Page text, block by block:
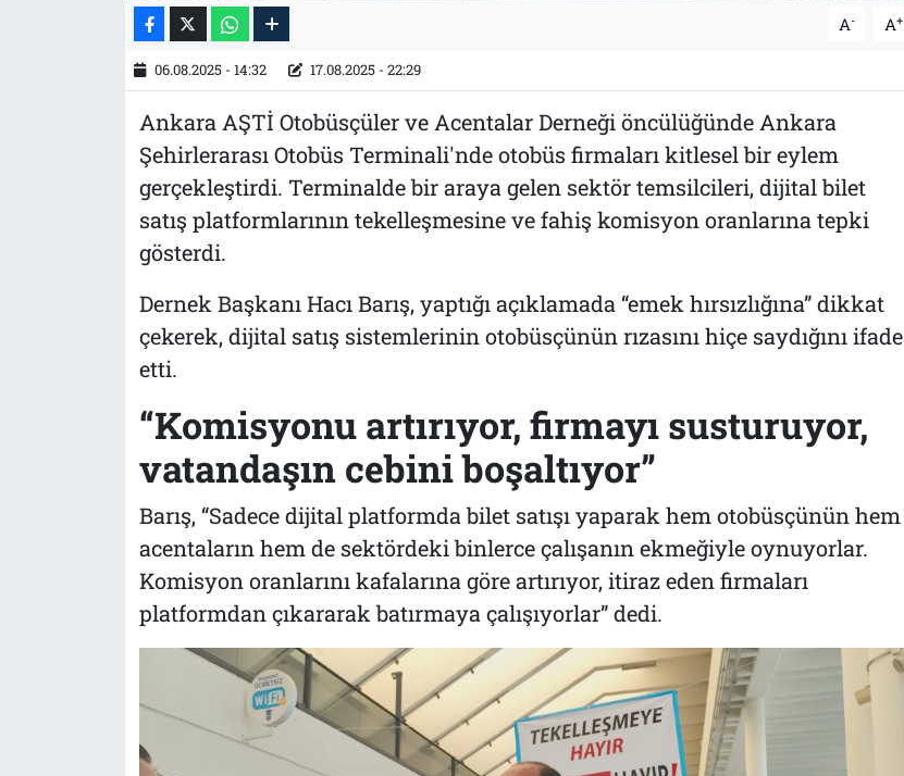
A- A+
06.08.2025 - 14:32 17.08.2025 - 22:29
Ankara AŞTİ Otobüsçüler ve Acentalar Derneği öncülüğünde Ankara
Şehirlerarası Otobüs Terminali'nde otobüs firmaları kitlesel bir eylem
gerçekleştirdi. Terminalde bir araya gelen sektör temsilcileri, dijital bilet
satış platformlarının tekelleşmesine ve fahiş komisyon oranlarına tepki
gösterdi.
Dernek Başkanı Hacı Barış, yaptığı açıklamada “emek hırsızlığına” dikkat
çekerek, dijital satış sistemlerinin otobüsçünün rızasını hiçe saydığını ifade
etti.
“Komisyonu artırıyor, firmayı susturuyor,
vatandaşın cebini boşaltıyor”
Barış, “Sadece dijital platformda bilet satışı yaparak hem otobüsçünün hem
acentaların hem de sektördeki binlerce çalışanın ekmeğiyle oynuyorlar.
Komisyon oranlarını kafalarına göre artırıyor, itiraz eden firmaları
platformdan çıkararak batırmaya çalışıyorlar” dedi.